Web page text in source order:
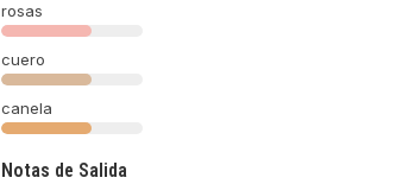
rosas
cuero
canela
Notas de Salida